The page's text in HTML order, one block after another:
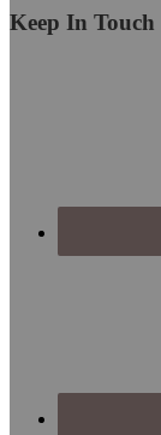
Keep In Touch